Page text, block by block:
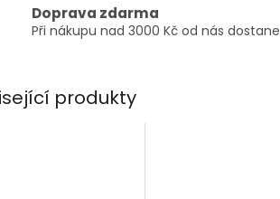
Doprava zdarma
Při nákupu nad 3000 Kč od nás
produkty